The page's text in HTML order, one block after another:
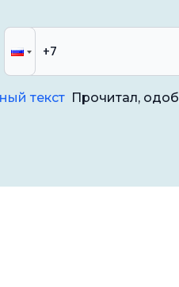
текст Прочитал,